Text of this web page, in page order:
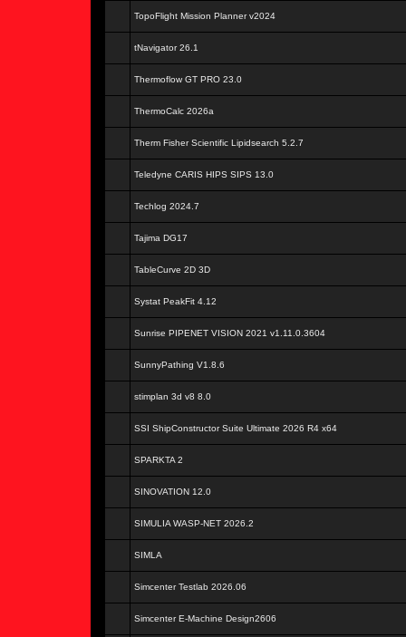
TopoFlight Mission Planner v2024
tNavigator 26.1
Thermoflow GT PRO 23.0
ThermoCalc 2026a
Therm Fisher Scientific Lipidsearch 5.2.7
Teledyne CARIS HIPS SIPS 13.0
Techlog 2024.7
Tajima DG17
TableCurve 2D 3D
Systat PeakFit 4.12
Sunrise PIPENET VISION 2021 v1.11.0.3604
SunnyPathing V1.8.6
stimplan 3d v8 8.0
SSI ShipConstructor Suite Ultimate 2026 R4 x64
SPARKTA 2
SINOVATION 12.0
SIMULIA WASP-NET 2026.2
SIMLA
Simcenter Testlab 2026.06
Simcenter E-Machine Design2606